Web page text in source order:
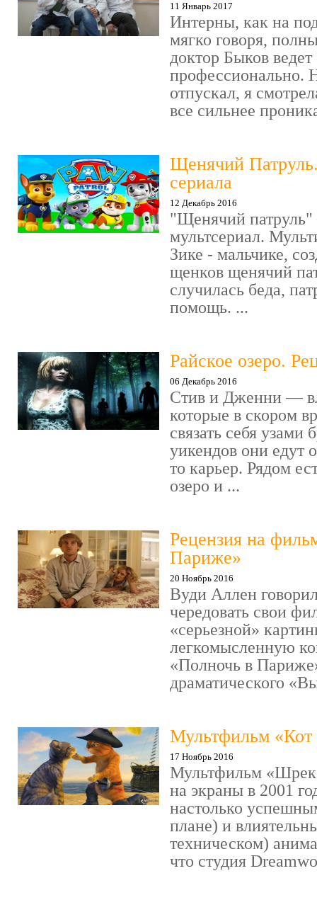
11 Январь 2017
Интерны, как на
мягко говоря,
доктор Быков ведет
профессионально.
отпускал, я
все сильнее
Щенячий
сериала
12 Декабрь 2016
"Щенячий патруль"
мультсериал.
Зике - мальчике,
щенков щенячий
случилась беда,
помощь. ...
Райское озеро.
06 Декабрь 2016
Стив и Дженни —
которые в скором
связать себя узами
уикендов они едут
то карьер. Рядом
озеро и ...
Рецензия на
Париже»
20 Ноябрь 2016
Вуди Аллен
чередовать свои
«серьезной»
легкомысленную
«Полночь в
драматического
Мультфильм «Кот
17 Ноябрь 2016
Мультфильм
на экраны в 2001
настолько
плане) и
техническом)
что студия